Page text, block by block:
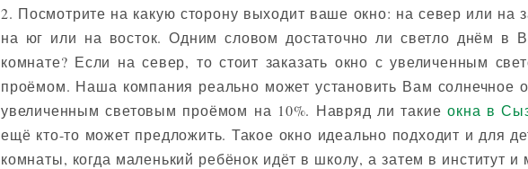
2. Посмотрите на какую сторону выходит ваше окно: на север или на
на юг или на восток. Одним словом достаточно ли светло днём в
комнате? Если на север, то стоит заказать окно с увеличенным
проёмом. Наша компания реально может установить Вам солнечное
увеличенным световым проёмом на 10%. Навряд ли такиеокна в
ещё кто-то может предложить. Такое окно идеально подходит и для
комнаты, когда маленький ребёнок идёт в школу, а затем в институт и